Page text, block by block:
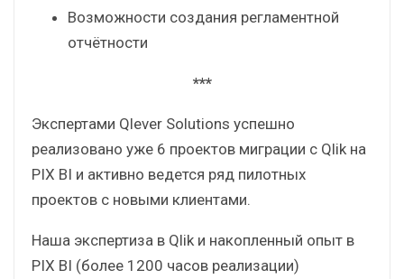
математические функции и т.д.
Аудит приложений в админке –
централизованной панели мониторинга
ChatGPT
Возможности создания регламентной
Экспертами Qlever Solutions успешно